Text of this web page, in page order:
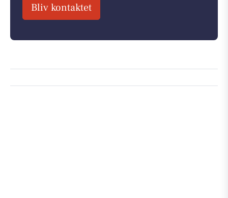
Bliv kontaktet